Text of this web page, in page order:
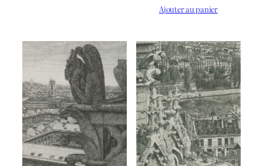
Ajouter au panier